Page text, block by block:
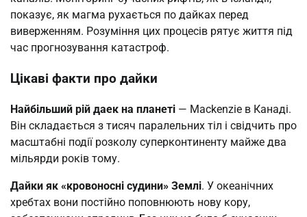
показує, як магма рухається по дайках перед
виверженням. Розуміння цих процесів рятує життя під
час прогнозування катастроф.
Цікаві факти про дайки
Найбільший рій даек на планеті — Mackenzie в Канаді.
Він складається з тисяч паралельних тіл і свідчить про
масштабні події розколу суперконтиненту майже два
мільярди років тому.
Дайки як «кровоносні судини» Землі. У океанічних
хребтах вони постійно поповнюють нову кору,